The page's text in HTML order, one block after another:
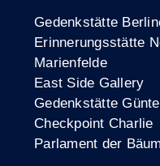
Gedenkstätte
Erinnerungsstätte
Marienfelde
East Side Gallery
Gedenkstätte
Checkpoint Charlie
Parlament der